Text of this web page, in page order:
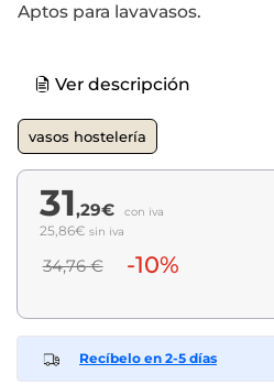
Aptos para lavavasos.
Ver descripción
vasos hostelería
31,29€ con iva
25,86€ sin iva
34,76 € -10%
Recíbelo en 2-5 días